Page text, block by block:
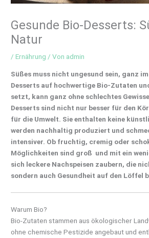
Gesunde Bio-Desserts:
Natur
/Ernährung / Von admin
Süßes muss nicht ungesund sein, ganz
Desserts auf hochwertige Bio-Zutaten
setzt, kann ganz ohne schlechtes
Desserts sind nicht nur besser für den
für die Umwelt. Sie enthalten keine
werden nachhaltig produziert und
intensiver. Ob fruchtig, cremig oder
Möglichkeiten sind groß und mit ein
sich leckere Nachspeisen zaubern, die
sondern auch Gesundheit auf den Löffel
Warum Bio?
Bio-Zutaten stammen aus ökologischer
ohne chemische Pestizide angebaut und